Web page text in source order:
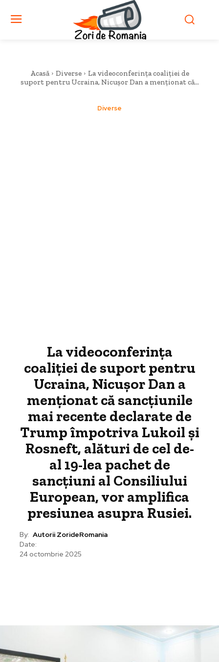
Acasă Diverse
La videoconferința coaliției de
suport pentru Ucraina, Nicușor Dan a menționat că...
Diverse
La videoconferința
coaliției de suport pentru
Ucraina, Nicușor Dan a
menționat că sancțiunile
mai recente declarate de
Trump împotriva Lukoil și
Rosneft, alături de cel de-
al 19-lea pachet de
sancțiuni al Consiliului
European, vor amplifica
presiunea asupra Rusiei.
By: Autorii ZorideRomania
Date:
24 octombrie 2025